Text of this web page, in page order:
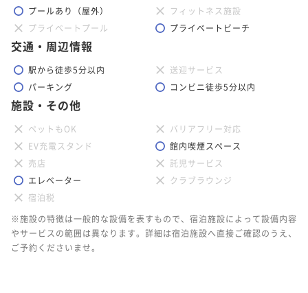
プールあり（屋外）
フィットネス施設
プライベートプール
プライベートビーチ
交通・周辺情報
駅から徒歩5分以内
送迎サービス
パーキング
コンビニ徒歩5分以内
施設・その他
ペットもOK
バリアフリー対応
EV充電スタンド
館内喫煙スペース
売店
託児サービス
エレベーター
クラブラウンジ
宿泊税
※施設の特徴は一般的な設備を表すもので、宿泊施設によって設備内容
やサービスの範囲は異なります。詳細は宿泊施設へ直接ご確認のうえ、
ご予約くださいませ。